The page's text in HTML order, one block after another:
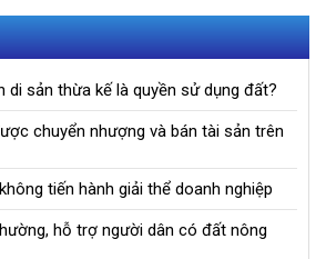
di sản thừa kế là quyền sử dụng đất?
chuyển nhượng và bán tài sản trên
tiến hành giải thể doanh nghiệp
hỗ trợ người dân có đất nông